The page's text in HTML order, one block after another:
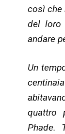
così che
del loro
andare
Un
quattro
Phade.